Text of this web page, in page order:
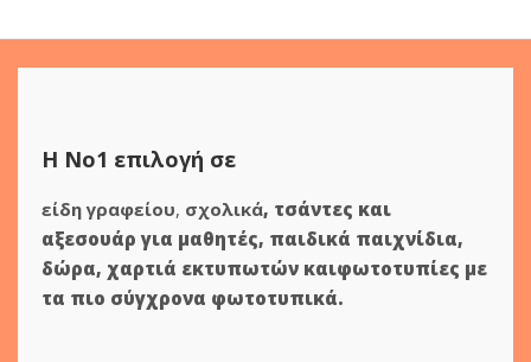
Η Νο1 επιλογή σε
είδη γραφείου, σχολικά, τσάντες και
αξεσουάρ για μαθητές, παιδικά παιχνίδια,
δώρα, χαρτιά εκτυπωτών καιφωτοτυπίες με
τα πιο σύγχρονα φωτοτυπικά.